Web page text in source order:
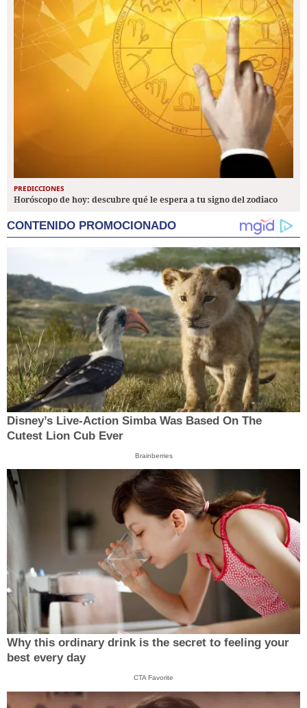
PREDICCIONES
Horóscopo de hoy: descubre qué le espera a tu signo del zodiaco
CONTENIDO PROMOCIONADO
Disney’s Live-Action Simba Was Based On The
Cutest Lion Cub Ever
Brainberries
Why this ordinary drink is the secret to feeling your
best every day
CTA Favorite